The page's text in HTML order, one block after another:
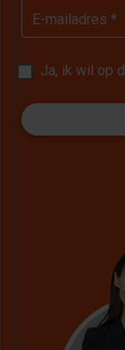
E-mailadres *
Ja, ik wil op